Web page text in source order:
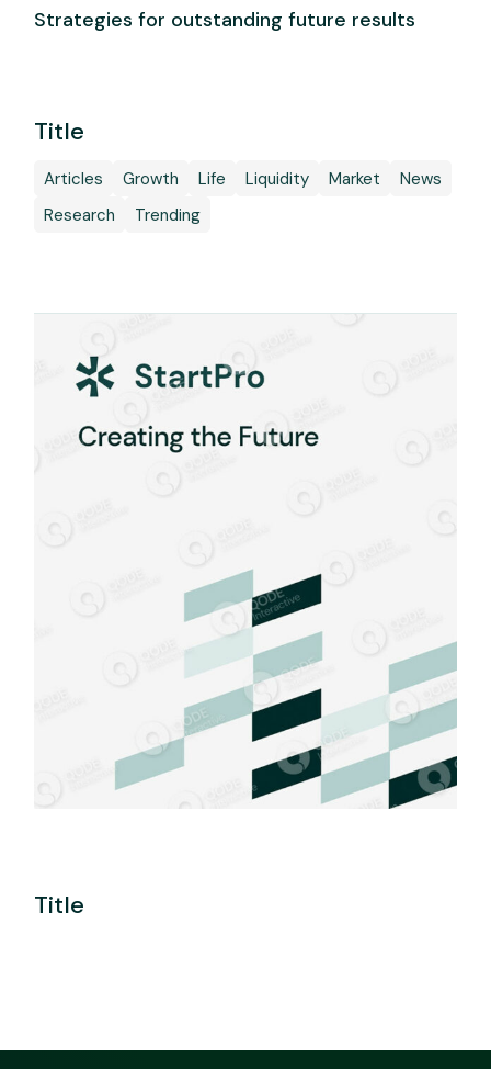
Strategies for outstanding future results
Title
Articles Growth Life Liquidity Market
News
Research
Trending
Title